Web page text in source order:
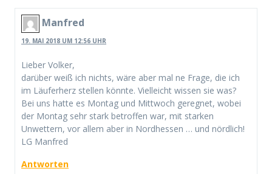
Manfred
19. MAI 2018 UM 12:56 UHR
Lieber Volker,
darüber weiß ich nichts, wäre aber mal ne Frage, die ich
im Läuferherz stellen könnte. Vielleicht wissen sie was?
Bei uns hatte es Montag und Mittwoch geregnet, wobei
der Montag sehr stark betroffen war, mit starken
Unwettern, vor allem aber in Nordhessen … und nördlich!
LG Manfred
Antworten